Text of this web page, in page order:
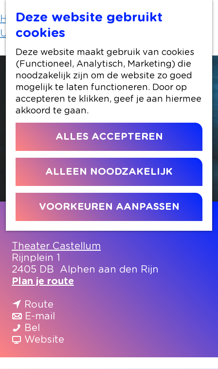
Deze website gebruikt
cookies
Deze website maakt gebruik van cookies
(Functioneel, Analytisch, Marketing) die
noodzakelijk zijn om de website zo goed
mogelijk te laten functioneren. Door op
accepteren te klikken, geef je aan hiermee
akkoord te gaan.
ALLES ACCEPTEREN
ALLEEN NOODZAKELIJK
VOORKEUREN AANPASSEN
Home
Uit-agenda
Uit-agenda overzicht
Contact
Theater Castellum
Rijnplein 1
2405 DB
Alphen aan den Rijn
Plan je route
Route
r
E-mail
a
Bel
n
Website